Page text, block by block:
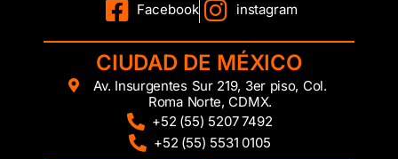
Facebook instagram
CIUDAD DE MÉXICO
Av. Insurgentes Sur 219, 3er piso, Col.
Roma Norte, CDMX.
+52 (55) 5207 7492
+52 (55) 5531 0105